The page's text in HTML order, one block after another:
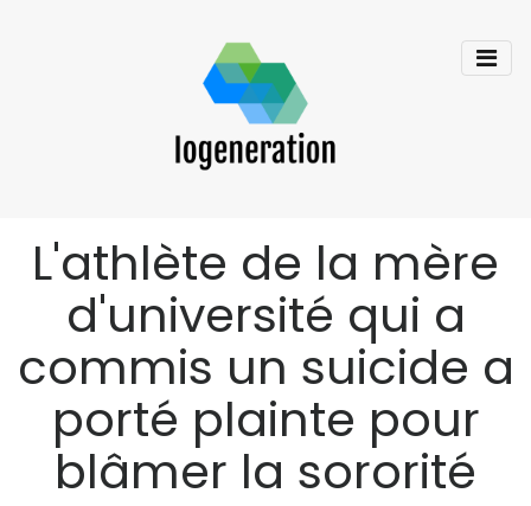
L'athlète de la mère
d'université qui a
commis un suicide a
porté plainte pour
blâmer la sororité